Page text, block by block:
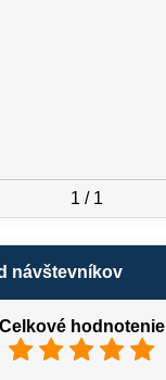
1 / 1
návštevníkov
Celkové hodnotenie